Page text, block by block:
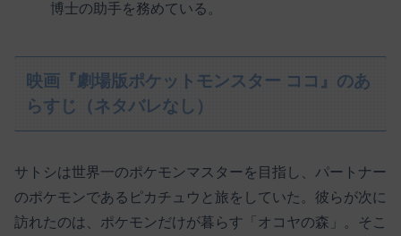
博士の助手を務めている。
映画『劇場版ポケットモンスター ココ』のあ
らすじ（ネタバレなし）
サトシは世界一のポケモンマスターを目指し、パートナー
のポケモンであるピカチュウと旅をしていた。彼らが次に
訪れたのは、ポケモンだけが暮らす「オコヤの森」。そこ